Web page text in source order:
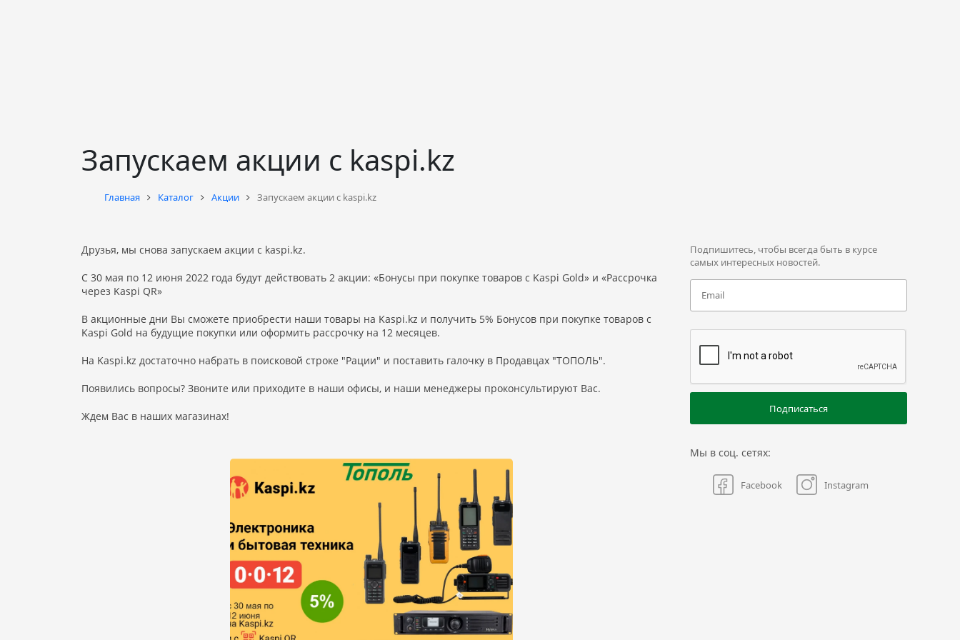
Запускаем акции с kaspi.kz
Главная Каталог Акции Запускаем акции с kaspi.kz
Друзья, мы снова запускаем акции с kaspi.kz.
C 30 мая по 12 июня 2022 года будут действовать 2 акции: «Бонусы при покупке товаров с Kaspi Gold» и «Рассрочка
через Kaspi QR»
В акционные дни Вы сможете приобрести наши товары на Kaspi.kz и получить 5% Бонусов при покупке товаров с
Kaspi Gold на будущие покупки или оформить рассрочку на 12 месяцев.
На Kaspi.kz достаточно набрать в поисковой строке "Рации" и поставить галочку в Продавцах "ТОПОЛЬ".
Появились вопросы? Звоните или приходите в наши офисы, и наши менеджеры проконсультируют Вас.
Ждем Вас в наших магазинах!
Подпишитесь, чтобы всегда быть в курсе
самых интересных новостей.
Подписаться
Мы в соц. сетях:
Facebook Instagram